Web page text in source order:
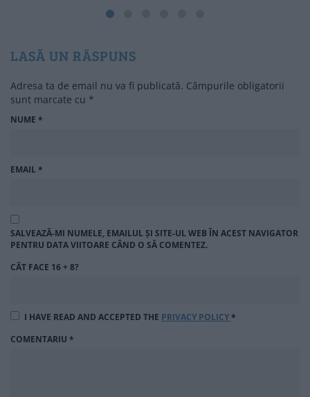
LASĂ UN RĂSPUNS
Adresa ta de email nu va fi publicată. Câmpurile obligatorii
sunt marcate cu *
NUME *
EMAIL*
SALVEAZĂ-MI NUMELE, EMAILUL ȘI SITE-UL WEB ÎN ACEST NAVIGATOR
PENTRU DATA VIITOARE CÂND O SĂ COMENTEZ.
CÂT FACE 16 + 8?
I HAVE READ AND ACCEPTED THE PRIVACY POLICY*
COMENTARIU *